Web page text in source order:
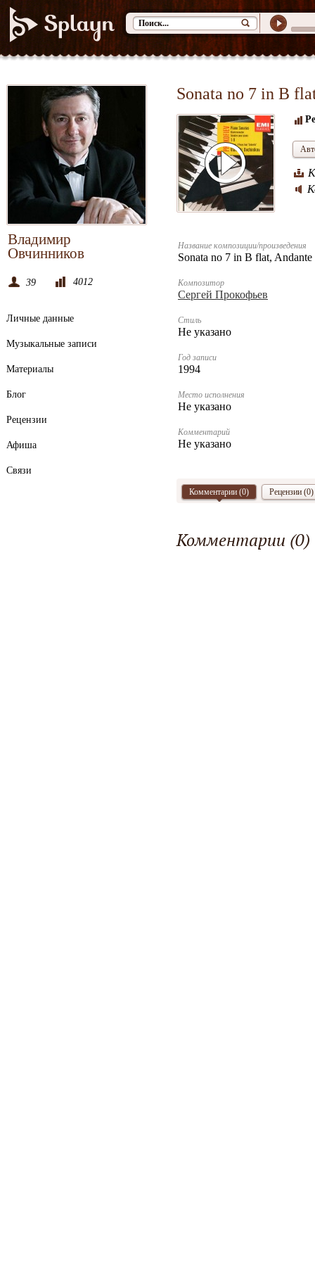
Владимир
Овчинников
39 4012
Личные данные
Музыкальные записи
Материалы
Блог
Рецензии
Афиша
Связи
Sonata no 7 in B
Название композиции/произведения
Sonata no 7 in B flat, Andante
Композитор
Сергей Прокофьев
Стиль
Не указано
Год записи
1994
Место исполнения
Не указано
Комментарий
Не указано
Комментарии (0) Рецензии (0)
Комментарии (0)